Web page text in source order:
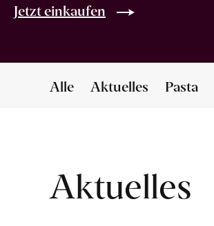
Jetzt einkaufen
Alle Aktuelles Pasta
Aktuelles